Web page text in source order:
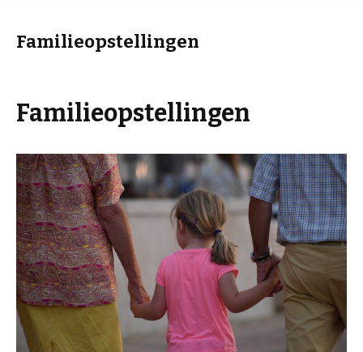
Familieopstellingen
Familieopstellingen